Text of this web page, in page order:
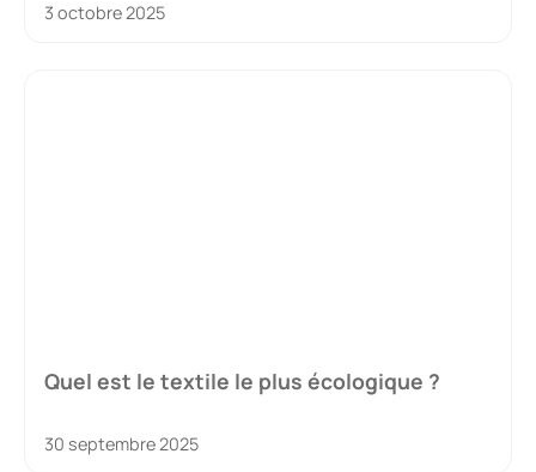
3 octobre 2025
Quel est le textile le plus écologique ?
30 septembre 2025